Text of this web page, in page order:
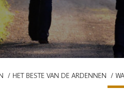
HET BESTE VAN DE ARDENNEN